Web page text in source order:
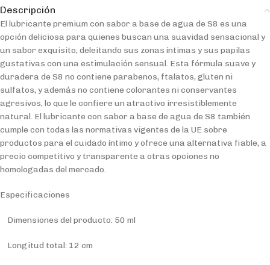
Descripción
El lubricante premium con sabor a base de agua de S8 es una
opción deliciosa para quienes buscan una suavidad sensacional y
un sabor exquisito, deleitando sus zonas íntimas y sus papilas
gustativas con una estimulación sensual. Esta fórmula suave y
duradera de S8 no contiene parabenos, ftalatos, gluten ni
sulfatos, y además no contiene colorantes ni conservantes
agresivos, lo que le confiere un atractivo irresistiblemente
natural. El lubricante con sabor a base de agua de S8 también
cumple con todas las normativas vigentes de la UE sobre
productos para el cuidado íntimo y ofrece una alternativa fiable, a
precio competitivo y transparente a otras opciones no
homologadas del mercado.
Especificaciones
Dimensiones del producto: 50 ml
Longitud total: 12 cm